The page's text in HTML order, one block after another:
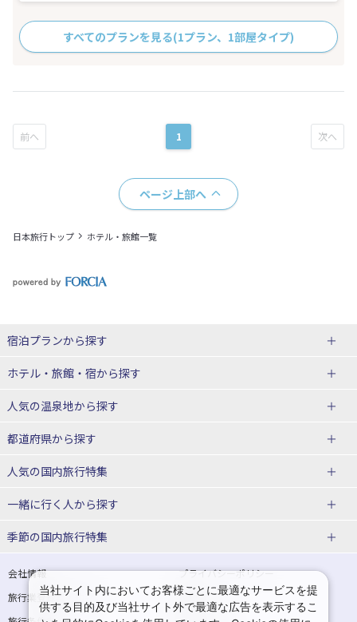
すべてのプランを見る(1プラン、1部屋タイプ)
1
ページ上部へ
日本旅行トップ ホテル・旅館一覧
宿泊プランから探す
北海道
東北
青森県
宮城県
山形県
関東
埼玉県 千葉県
ホテル・旅館・宿から探す
北海道ホテル・旅館
青森県ホテル・旅館
宮城県ホテル・旅館
山形県ホテル・旅館
東京都ホテル・旅館 神奈川県ホテル・旅館
人気の温泉地から探す
北海道
湯の川温泉(北海道)
十勝川温泉(北海道)
洞爺湖温泉(北海道)
層雲峡温泉(北海道)
東北
都道府県から探す
北海道旅行・ツアー
東北
青森旅行・ツアー 岩手旅行・ツアー
宮城旅行・ツアー 秋田旅行・ツアー
人気の国内旅行特集
東京ディズニーリゾート®への旅
ユニバーサル・スタジオ・ジャパ
一緒に行く人から探す
一人旅 国内版
カップル・夫婦旅行 国内版 女子旅 国内版
卒業旅行・学生旅行 国内版
季節の国内旅行特集
桜・お花見特集
ゴールデンウィーク（GW）の国内
旅行
夏休み・お盆の国内旅行 7月の国内旅行
会社情報
プライバシーポリシー
旅行業登録票・約款
規約集
当社サイト内においてお客様ごとに最適なサービスを提
供する目的及び当社サイト外で最適な広告を表示するこ